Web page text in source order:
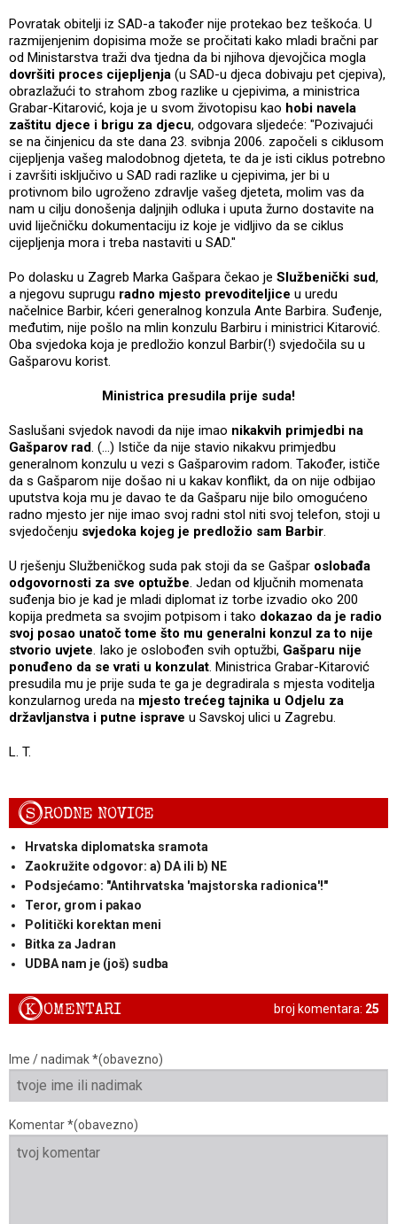
Povratak obitelji iz SAD-a također nije protekao bez teškoća. U
razmijenjenim dopisima može se pročitati kako mladi bračni par
od Ministarstva traži dva tjedna da bi njihova djevojčica mogla
dovršiti proces cijepljenja (u SAD-u djeca dobivaju pet cjepiva),
obrazlažući to strahom zbog razlike u cjepivima, a ministrica
Grabar-Kitarović, koja je u svom životopisu kao hobi navela
zaštitu djece i brigu za djecu, odgovara sljedeće: "Pozivajući
se na činjenicu da ste dana 23. svibnja 2006. započeli s ciklusom
cijepljenja vašeg malodobnog djeteta, te da je isti ciklus potrebno
i završiti isključivo u SAD radi razlike u cjepivima, jer bi u
protivnom bilo ugroženo zdravlje vašeg djeteta, molim vas da
nam u cilju donošenja daljnjih odluka i uputa žurno dostavite na
uvid liječničku dokumentaciju iz koje je vidljivo da se ciklus
cijepljenja mora i treba nastaviti u SAD."
Po dolasku u Zagreb Marka Gašpara čekao je Službenički sud,
a njegovu suprugu radno mjesto prevoditeljice u uredu
načelnice Barbir, kćeri generalnog konzula Ante Barbira. Suđenje,
međutim, nije pošlo na mlin konzulu Barbiru i ministrici Kitarović.
Oba svjedoka koja je predložio konzul Barbir(!) svjedočila su u
Gašparovu korist.
Ministrica presudila prije suda!
Saslušani svjedok navodi da nije imao nikakvih primjedbi na
Gašparov rad. (...) Ističe da nije stavio nikakvu primjedbu
generalnom konzulu u vezi s Gašparovim radom. Također, ističe
da s Gašparom nije došao ni u kakav konflikt, da on nije odbijao
uputstva koja mu je davao te da Gašparu nije bilo omogućeno
radno mjesto jer nije imao svoj radni stol niti svoj telefon, stoji u
svjedočenju svjedoka kojeg je predložio sam Barbir.
U rješenju Službeničkog suda pak stoji da se Gašpar oslobađa
odgovornosti za sve optužbe. Jedan od ključnih momenata
suđenja bio je kad je mladi diplomat iz torbe izvadio oko 200
kopija predmeta sa svojim potpisom i tako dokazao da je radio
svoj posao unatoč tome što mu generalni konzul za to nije
stvorio uvjete. Iako je oslobođen svih optužbi, Gašparu nije
ponuđeno da se vrati u konzulat. Ministrica Grabar-Kitarović
presudila mu je prije suda te ga je degradirala s mjesta voditelja
konzularnog ureda na mjesto trećeg tajnika u Odjelu za
državljanstva i putne isprave u Savskoj ulici u Zagrebu.
L. T.
SRODNE NOVICE
Hrvatska diplomatska sramota
Zaokružite odgovor: a) DA ili b) NE
Podsjećamo: "Antihrvatska 'majstorska radionica'!"
Teror, grom i pakao
Politički korektan meni
Bitka za Jadran
UDBA nam je (još) sudba
broj komentara: 25
KOMENTARI
Ime / nadimak *(obavezno)
Komentar *(obavezno)